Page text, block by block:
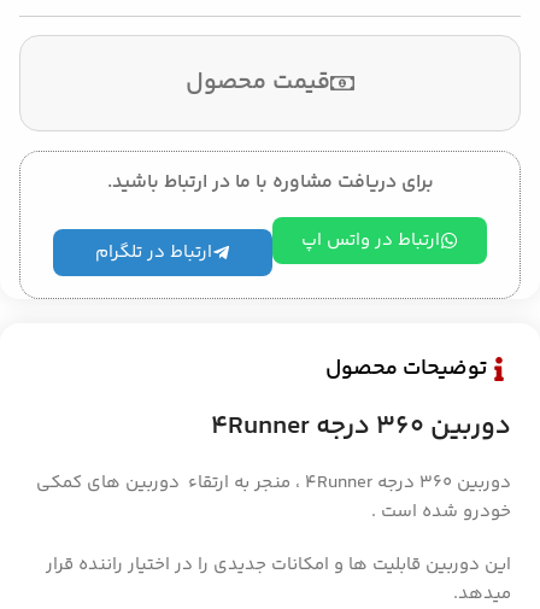
قیمت محصول
برای دریافت مشاوره با ما در ارتباط باشید.
ارتباط در واتس اپ ارتباط در تلگرام
توضیحات محصول
دوربین 360 درجه 4Runner
دوربین 360 درجه 4Runner ، منجر به ارتقاء دوربین های کمکی
خودرو شده است .
این دوربین قابلیت ها و امکانات جدیدی را در اختیار راننده قرار
میدهد.